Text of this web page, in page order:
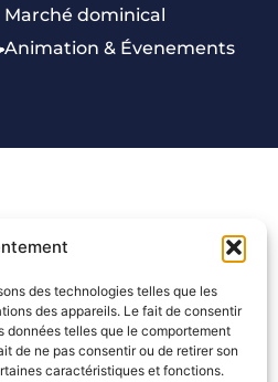
des technologies telles que les
des appareils. Le fait de consentir
données telles que le comportement
de ne pas consentir ou de retirer son
caractéristiques et fonctions.
Marché dominical
Animation & Évenements